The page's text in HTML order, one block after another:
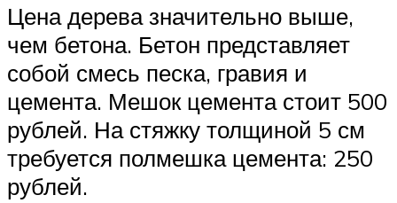
Цена дерева значительно выше,
чем бетона. Бетон представляет
собой смесь песка, гравия и
цемента. Мешок цемента стоит 500
рублей. На стяжку толщиной 5 см
требуется полмешка цемента: 250
рублей.